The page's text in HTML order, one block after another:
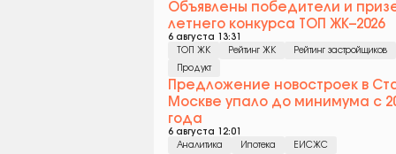
Объявлены победители и
летнего конкурса ТОП ЖК–2026
6 августа 13:31
ТОП ЖК
Рейтинг ЖК
Рейтинг застройщиков
Продукт
Предложение новостроек в
Москве упало до минимума с
года
6 августа 12:01
Аналитика
Ипотека ЕИСЖС